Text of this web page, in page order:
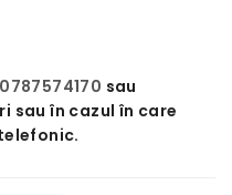
0787574170 sau
sau în cazul în care